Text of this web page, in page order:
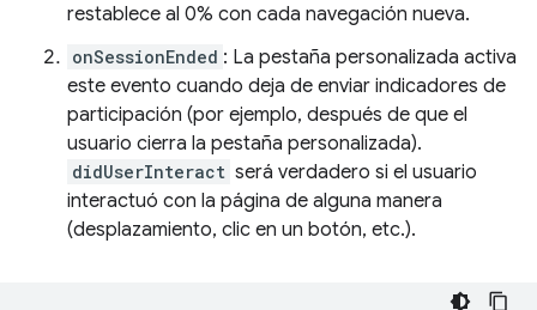
restablece al 0% con cada navegación nueva.
onSessionEnded : La pestaña personalizada activa
este evento cuando deja de enviar indicadores de
participación (por ejemplo, después de que el
usuario cierra la pestaña personalizada).
didUserInteract será verdadero si el usuario
interactuó con la página de alguna manera
(desplazamiento, clic en un botón, etc.).